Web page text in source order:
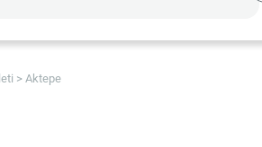
Aktepe